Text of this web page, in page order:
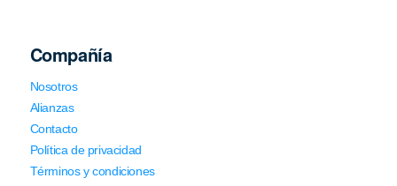
Compañía
Nosotros
Alianzas
Contacto
Política de privacidad
Términos y condiciones